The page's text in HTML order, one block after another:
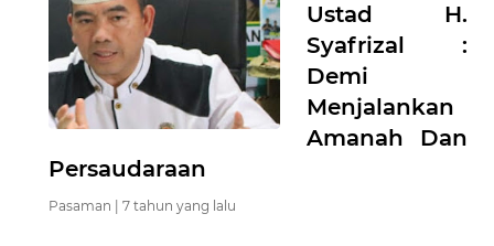
Ustad H.
Syafrizal :
Demi
Menjalankan
Amanah Dan
Persaudaraan
Pasaman | 7 tahun yang lalu